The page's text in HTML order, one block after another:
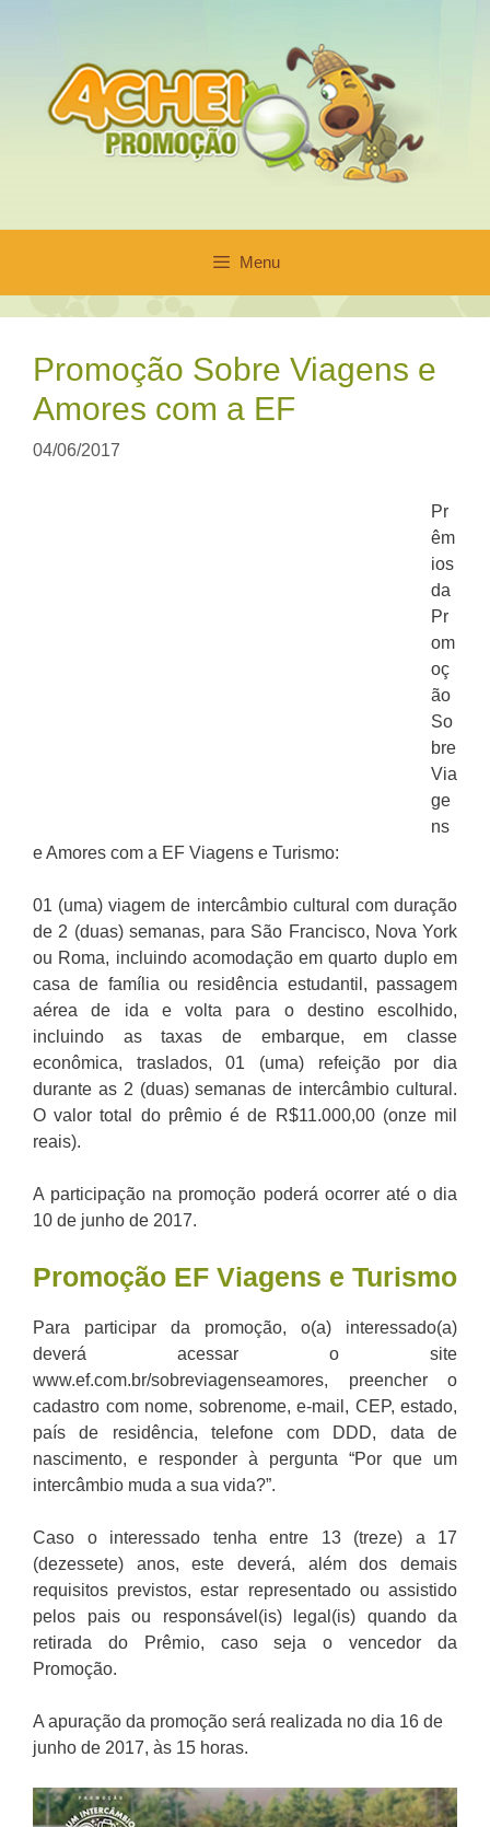
conteúdo
Menu
Promoção Sobre Viagens e
Amores com a EF
04/06/2017
Pr
êm
ios
da
Pr
om
oç
ão
So
bre
Via
ge
ns
e Amores com a EF Viagens e Turismo:
01 (uma) viagem de intercâmbio cultural com duração
de 2 (duas) semanas, para São Francisco, Nova York
ou Roma, incluindo acomodação em quarto duplo em
casa de família ou residência estudantil, passagem
aérea de ida e volta para o destino escolhido,
incluindo as taxas de embarque, em classe
econômica, traslados, 01 (uma) refeição por dia
durante as 2 (duas) semanas de intercâmbio cultural.
O valor total do prêmio é de R$11.000,00 (onze mil
reais).
A participação na promoção poderá ocorrer até o dia
10 de junho de 2017.
Promoção EF Viagens e Turismo
Para participar da promoção, o(a) interessado(a)
deverá acessar o site
www.ef.com.br/sobreviagenseamores, preencher o
cadastro com nome, sobrenome, e-mail, CEP, estado,
país de residência, telefone com DDD, data de
nascimento, e responder à pergunta “Por que um
intercâmbio muda a sua vida?”.
Caso o interessado tenha entre 13 (treze) a 17
(dezessete) anos, este deverá, além dos demais
requisitos previstos, estar representado ou assistido
pelos pais ou responsável(is) legal(is) quando da
retirada do Prêmio, caso seja o vencedor da
Promoção.
A apuração da promoção será realizada no dia 16 de
junho de 2017, às 15 horas.